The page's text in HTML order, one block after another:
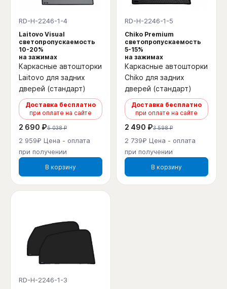
RD-H-2246-1-4
Laitovo Visual
светопропускаемость
10-20%
на зажимах
Каркасные автошторки
Laitovo для задних
дверей (стандарт)
Доставка бесплатно
при оплате на сайте
2 690 ₽5 038 ₽
2 959₽ Цена - оплата
при получении
В корзину
RD-H-2246-1-5
Chiko Premium
светопропускаемость
5-15%
на зажимах
Каркасные автошторки
Chiko для задних
дверей (стандарт)
Доставка бесплатно
при оплате на сайте
2 490 ₽3 598 ₽
2 739₽ Цена - оплата
при получении
В корзину
RD-H-2246-1-3